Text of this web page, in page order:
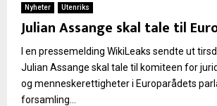
Nyheter Utenriks
Julian Assange skal tale til
I en pressemelding WikiLeaks sendte ut
Julian Assange skal tale til komiteen for
og menneskerettigheter i Europarådets
forsamling...